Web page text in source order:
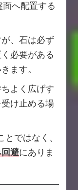
へ配置する
、石は必ず
必要がある
ます。
よく広げす
け止める場
ではなく、
避にありま